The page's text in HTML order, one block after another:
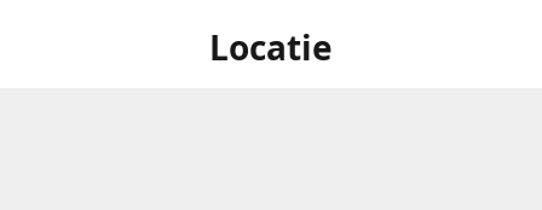
Locatie